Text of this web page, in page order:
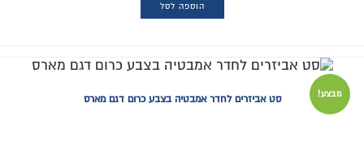
הוספה לסל
מבצע! סט אביזרים לחדר אמבטיה בצבע כרום דגם מארס